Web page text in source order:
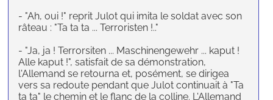
- "Ah, oui !" reprit Julot qui imita le soldat avec son
râteau : "Ta ta ta ... Terroristen !.."
- "Ja, ja ! Terrorsiten ... Maschinengewehr ... kaput !
Alle kaput !", satisfait de sa démonstration,
l'Allemand se retourna et, posément, se dirigea
vers sa redoute pendant que Julot continuait à "Ta
ta ta" le chemin et le flanc de la colline. L'Allemand